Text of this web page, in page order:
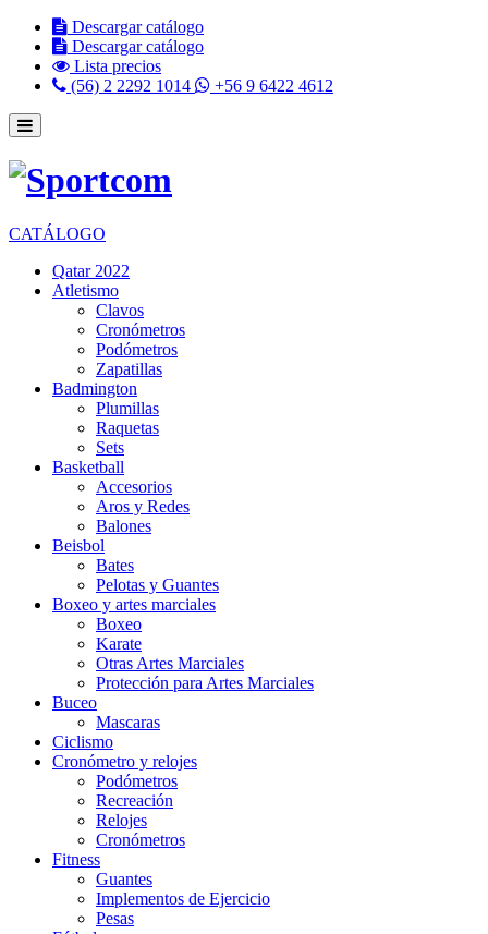
Descargar catálogo
Descargar catálogo
Lista precios
(56) 2 2292 1014
+56 9 6422 4612
CATÁLOGO
Qatar 2022
Atletismo
Clavos
Cronómetros
Podómetros
Zapatillas
Badmington
Plumillas
Raquetas
Sets
Basketball
Accesorios
Aros y Redes
Balones
Beisbol
Bates
Pelotas y Guantes
Boxeo y artes marciales
Boxeo
Karate
Otras Artes Marciales
Protección para Artes Marciales
Buceo
Mascaras
Ciclismo
Cronómetro y relojes
Podómetros
Recreación
Relojes
Cronómetros
Fitness
Guantes
Implementos de Ejercicio
Pesas